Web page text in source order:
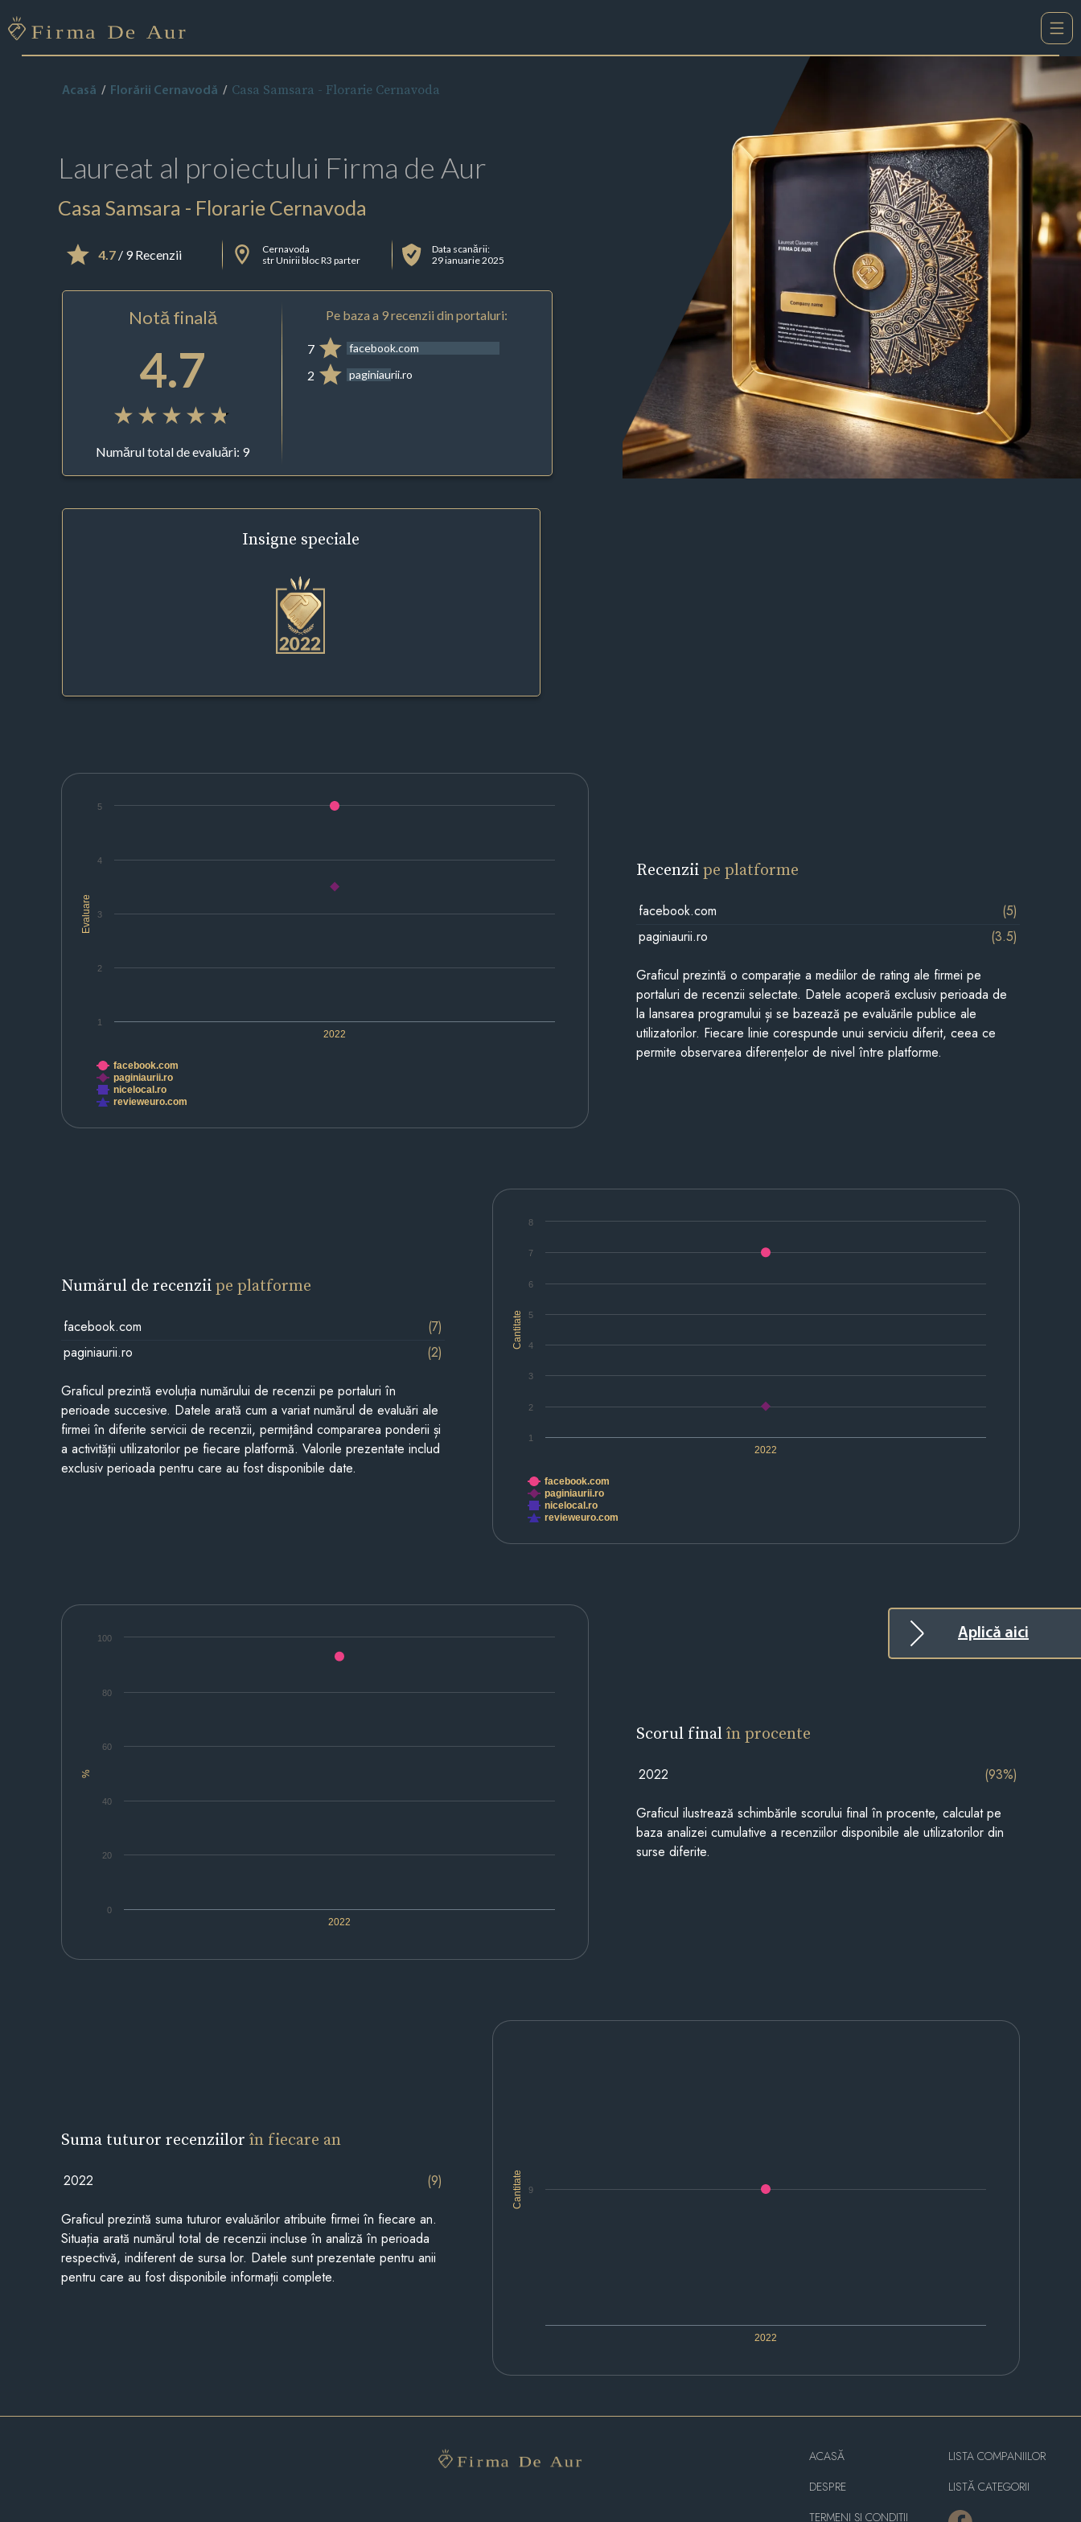
Aplică aici
Acasă Florării Cernavodă Casa Samsara - Florarie Cernavoda
Laureat al proiectului Firma de Aur
Casa Samsara - Florarie Cernavoda
4.7/ 9 Recenzii
Cernavoda
str Unirii bloc R3 parter
Data scanării:
29 ianuarie 2025
Notă finală
4.7
Numărul total de evaluări: 9
Pe baza a 9 recenzii din portaluri:
7 facebook.com
2 paginiaurii.ro
Insigne speciale
Evaluare
2022
1
2
3
4
5
facebook.com
paginiaurii.ro
nicelocal.ro
revieweuro.com
Recenziipe platforme
facebook.com
(5)
paginiaurii.ro
(3.5)
Graficul prezintă o comparație a mediilor de rating ale firmei pe
portaluri de recenzii selectate. Datele acoperă exclusiv perioada de
la lansarea programului și se bazează pe evaluările publice ale
utilizatorilor. Fiecare linie corespunde unui serviciu diferit, ceea ce
permite observarea diferențelor de nivel între platforme.
Cantitate
2022
1
2
3
4
5
6
7
8
facebook.com
paginiaurii.ro
nicelocal.ro
revieweuro.com
Numărul de recenziipe platforme
facebook.com
(7)
paginiaurii.ro
(2)
Graficul prezintă evoluția numărului de recenzii pe portaluri în
perioade succesive. Datele arată cum a variat numărul de evaluări ale
firmei în diferite servicii de recenzii, permițând compararea ponderii și
a activității utilizatorilor pe fiecare platformă. Valorile prezentate includ
exclusiv perioada pentru care au fost disponibile date.
%
2022
0
20
40
60
80
100
Scorul finalîn procente
2022 (93%)
Graficul ilustrează schimbările scorului final în procente, calculat pe
baza analizei cumulative a recenziilor disponibile ale utilizatorilor din
surse diferite.
Cantitate
2022
9
Suma tuturor recenziilorîn fiecare an
2022 (9)
Graficul prezintă suma tuturor evaluărilor atribuite firmei în fiecare an.
Situația arată numărul total de recenzii incluse în analiză în perioada
respectivă, indiferent de sursa lor. Datele sunt prezentate pentru anii
pentru care au fost disponibile informații complete.
ACASĂ
DESPRE
TERMENI ȘI CONDIȚII
LISTA COMPANIILOR
LISTĂ CATEGORII